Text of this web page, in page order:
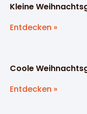
Kleine
Entdecken »
Coole
Entdecken »